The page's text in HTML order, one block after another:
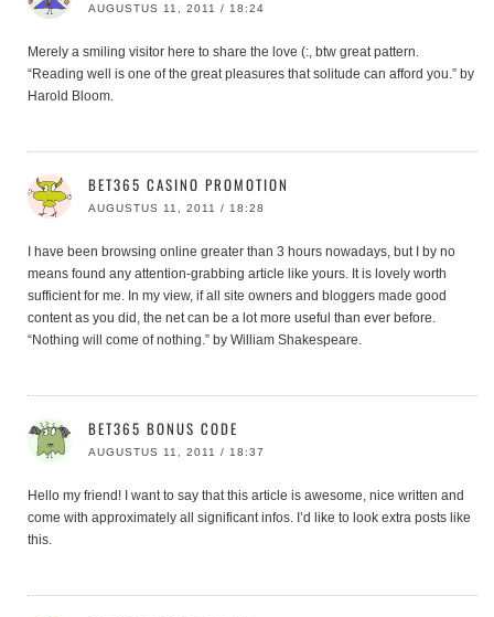
AUGUSTUS 11, 2011 / 18:24
Merely a smiling visitor here to share the love (:, btw great pattern.
“Reading well is one of the great pleasures that solitude can afford you.” by
Harold Bloom.
BET365 CASINO PROMOTION
AUGUSTUS 11, 2011 / 18:28
I have been browsing online greater than 3 hours nowadays, but I by no
means found any attention-grabbing article like yours. It is lovely worth
sufficient for me. In my view, if all site owners and bloggers made good
content as you did, the net can be a lot more useful than ever before.
“Nothing will come of nothing.” by William Shakespeare.
BET365 BONUS CODE
AUGUSTUS 11, 2011 / 18:37
Hello my friend! I want to say that this article is awesome, nice written and
come with approximately all significant infos. I’d like to look extra posts like
this.